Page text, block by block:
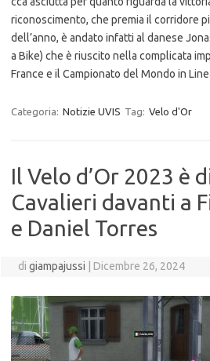
riconoscimento, che premia il corridore
dell’anno, è andato infatti al danese
a Bike) che è riuscito nella complicata
France e il Campionato del Mondo in
Categoria: Notizie UVIS Tag: Velo d'Or
Il Velo d’Or 2023 è
Cavalieri davanti a
e Daniel Torres
di giampajussi Dicembre 26, 2024